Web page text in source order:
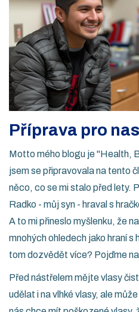
Příprava pro
Motto mého blogu je "Health,
jsem se připravovala na tento
něco, co se mi stalo před lety.
Radko - můj syn - hraval s
A to mi přineslo myšlenku, že
mnohých ohledech jako hraní s
tom dozvědět více? Pojďme
Před nástřelem mějte vlasy
udělat i na vlhké vlasy, ale